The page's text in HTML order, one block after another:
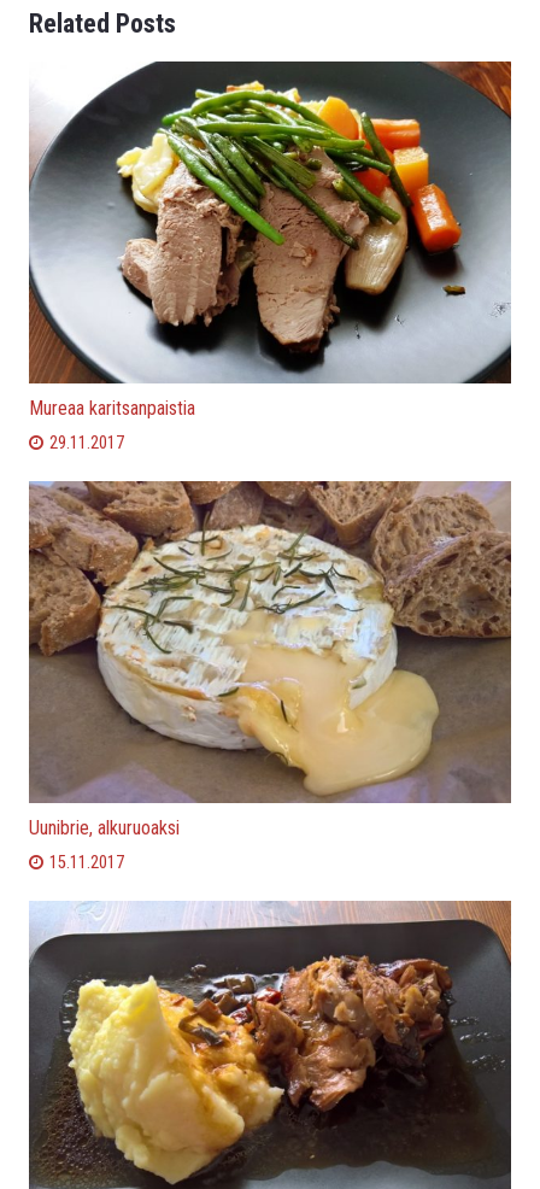
Related Posts
Mureaa karitsanpaistia
29.11.2017
Uunibrie, alkuruoaksi
15.11.2017